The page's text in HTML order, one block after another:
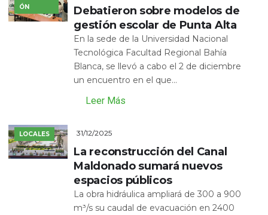
ÓN
Debatieron sobre modelos de
gestión escolar de Punta Alta
En la sede de la Universidad Nacional
Tecnológica Facultad Regional Bahía
Blanca, se llevó a cabo el 2 de diciembre
un encuentro en el que...
Leer Más
LOCALES 31/12/2025
La reconstrucción del Canal
Maldonado sumará nuevos
espacios públicos
La obra hidráulica ampliará de 300 a 900
m³/s su caudal de evacuación en 2400